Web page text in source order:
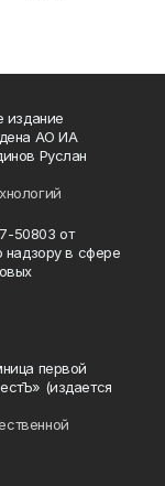
издание
АО ИА
Руслан
50803 от
надзору в сфере
первой
(издается